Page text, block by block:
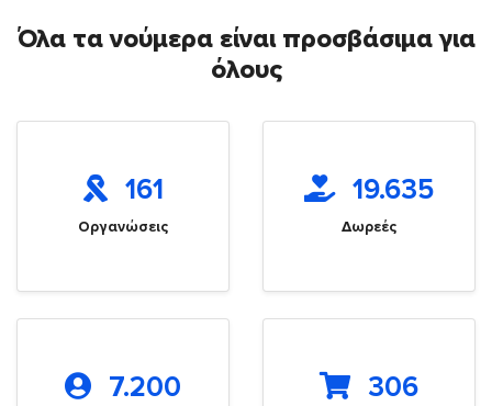
Όλα τα νούμερα είναι προσβάσιμα για
όλους
161
Οργανώσεις
19.635
Δωρεές
7.200 306